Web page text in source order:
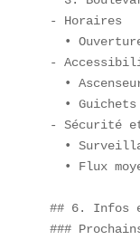
- Horaires
•
-
•
•
- Sécurité
•
• Flux
## 6. Infos
###